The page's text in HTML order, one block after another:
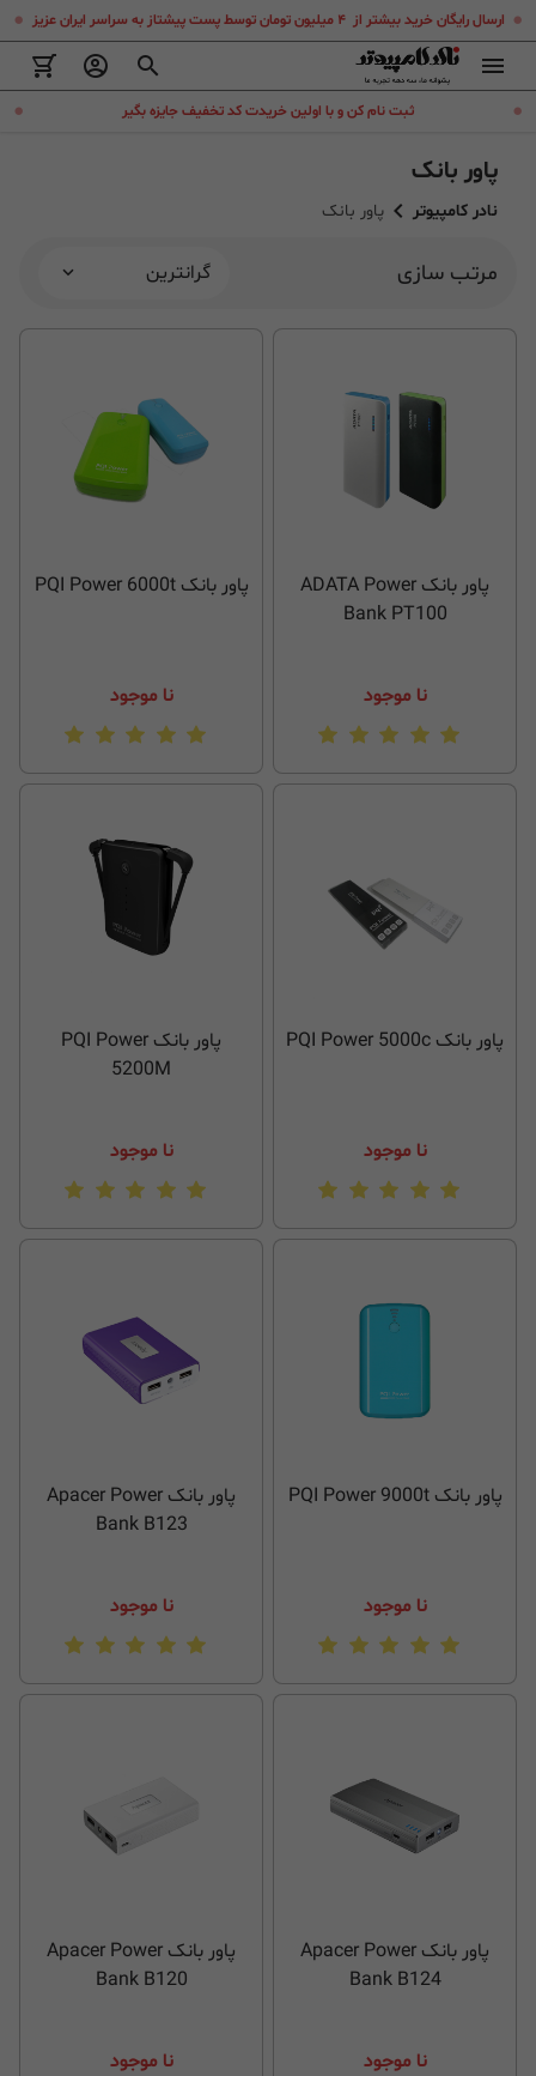
ارسال رایگان خرید بیشتر از ۴ میلیون تومان توسط پست پیشتاز به سراسر ایران عزیز
.
ثبت نام کن و با اولین خریدت کد تخفیف جایزه بگیر .
پاور بانک
نادر کامپیوتر پاور بانک
مرتب سازی گرانترین
پاور بانک ADATA Power
Bank PT100
نا موجود
پاور بانک PQI Power 6000t
نا موجود
پاور بانک PQI Power 5000c
نا موجود
پاور بانک PQI Power
5200M
نا موجود
پاور بانک PQI Power 9000t
نا موجود
پاور بانک Apacer Power
Bank B123
نا موجود
پاور بانک Apacer Power
Bank B124
نا موجود
پاور بانک Apacer Power
Bank B120
نا موجود